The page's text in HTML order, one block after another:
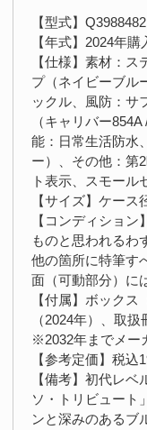
【型式】Q3988482
【年式】2024年購
【仕様】素材：
プ（ネイビーブル
ックル、風防：サ
（キャリバー
能：日常生活防水
ー）、その他：第
ト表示、スモール
【サイズ】ケー
【コンディショ
ものと思われるわ
他の箇所に特筆す
面（可動部分）に
【付属】ボック
（2024年）、取扱
※2032年までメー
【参考定価】税込
【備考】初代レ
ソ・トリビュート
ンと深みのあるブ